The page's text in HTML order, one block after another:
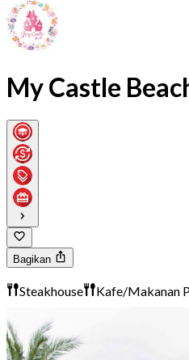
My Castle
Bagikan
Steakhouse Kafe/Makanan